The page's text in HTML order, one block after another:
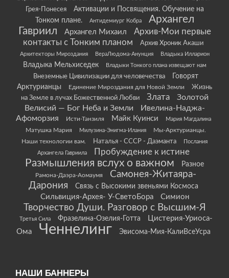
Грея-Понесея
Активации и Посвящения. Обучение на
Тонком плане.
Антидемиург Кобра
Архангел
Гавриил
Архангел Михаил
Архив-Мои первые
контакты с Тонким планом
Архив Хроник Акаши
Архитекторы Мироздания ВераЛюдома-Анунция Владыка Илларион
Владыка Мельхиседек Владыки Тонкого плана извещают нам
Внеземные Цивилизации для человечества
Говорят
Арктурианцы
Единение Мироздания для Новой Земли
Жизнь
на Земле в лучах Божественной Любви
Злата
Золотой
Велисий — Бог Неба и Земли
Ивелина-Наджа-
Афоморзия
Исти-Танзиля Майк Куинси Мария Магдалина
Матушка Мария Милузина-Энигма-Илания
Мы-Арктурианцы.
Наши технологии вам.
Наталья - СССР - Даэманта
Послания
Архангела Гавриила
Пробуждение к истине
Размышления вслух о важном Разное
Рамона-Даэра-Аомаумя
Самонея-Житаяра-
Дарония
Связь с Высокими звеньями Космоса
Сильвиция-Архея- У-СветоБора Симион
Творчество Души. Разговор с Высшим-Я
Третья Сила Фразелина-Озелия-Готта
Цистерия-Уриоса-
Ома
Ченнелинг Эвисома-Мия-КалиВсеУсра
НАШИ БАННЕРЫ